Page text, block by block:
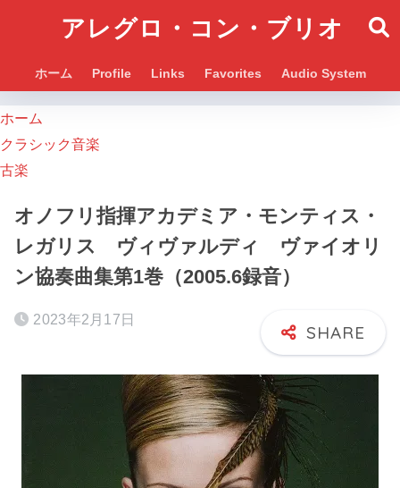
アレグロ・コン・ブリオ
ホーム Profile Links Favorites Audio System
ホーム
クラシック音楽
古楽
オノフリ指揮アカデミア・モンティス・
レガリス ヴィヴァルディ ヴァイオリ
ン協奏曲集第1巻（2005.6録音）
2023年2月17日